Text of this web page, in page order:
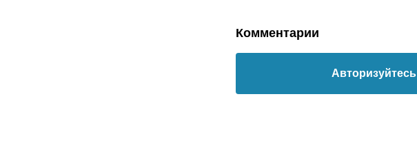
Комментарии
Авторизуйтесь